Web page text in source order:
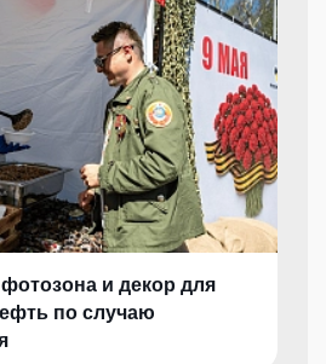
и декор для
по случаю